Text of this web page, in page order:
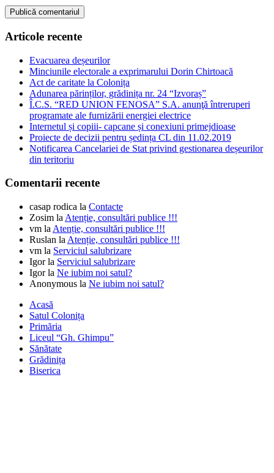
Articole recente
Evacuarea deșeurilor
Minciunile electorale a exprimarului Dorin Chirtoacă
Act de caritate la Colonița
Adunarea părinților, grădinița nr. 24 “Izvoraș”
Î.C.S. “RED UNION FENOSA” S.A. anunţă întreruperi
programate ale furnizării energiei electrice
Internetul și copiii- capcane și conexiuni primejdioase
Proiecte de decizii pentru ședința CL din 11.02.2019
Notificarea Cancelariei de Stat privind gestionarea deșeurilor
din teritoriu
Comentarii recente
casap rodica la Contacte
Zosim la Atenție, consultări publice !!!
vm la Atenție, consultări publice !!!
Ruslan la Atenție, consultări publice !!!
vm la Serviciul salubrizare
Igorla Serviciul salubrizare
Igorla Ne iubim noi satul?
Anonymous la Ne iubim noi satul?
Acasă
Satul Colonița
Primăria
Liceul “Gh. Ghimpu”
Sănătate
Grădinița
Biserica